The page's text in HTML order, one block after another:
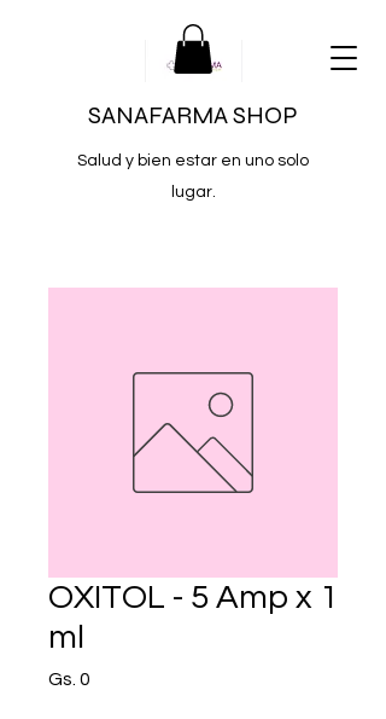
SANAFARMA SHOP
Salud y bien estar en uno solo
lugar.
OXITOL - 5 Amp x 1
ml
Gs. 0